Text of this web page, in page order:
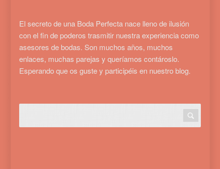
El secreto de una Boda Perfecta nace lleno de ilusión
con el fin de poderos trasmitir nuestra experiencia como
asesores de bodas. Son muchos años, muchos
enlaces, muchas parejas y queríamos contároslo.
Esperando que os guste y participéis en nuestro blog.